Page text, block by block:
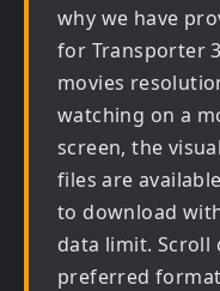
why we have
for Transporter
movies
watching on a
screen, the
files are
to download
data limit.
preferred